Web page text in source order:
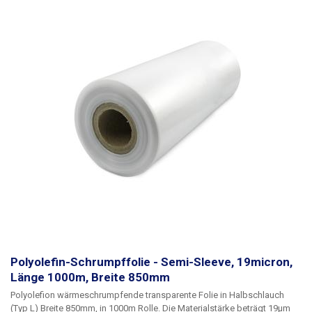
Länge: 20 m Breite: 600 mm Dicke: 19 Mikrometer (0,019 mm)
Schrumpfungstemperatur: 100 - 180 °C Schrumpfungsrate: 1,65 : 1
Folienart: Polyolefin Form: halbarmig (L) Innendurchmesser der Rolle: 76
mm Farbe: transparent
Polyolefin-Schrumpffolie - Semi-Sleeve, 19micron,
Länge 1000m, Breite 850mm
Polyolefion wärmeschrumpfende transparente Folie in Halbschlauch
(Typ L) Breite 850mm, in 1000m Rolle. Die Materialstärke beträgt 19µm